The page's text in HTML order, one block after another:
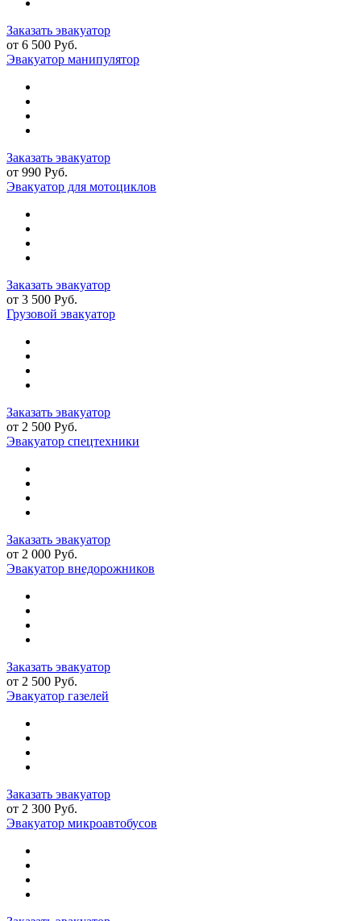
Заказать эвакуатор
от 6 500 Руб.
Эвакуатор манипулятор
Заказать эвакуатор
от 990 Руб.
Эвакуатор для мотоциклов
Заказать эвакуатор
от 3 500 Руб.
Грузовой эвакуатор
Заказать эвакуатор
от 2 500 Руб.
Эвакуатор спецтехники
Заказать эвакуатор
от 2 000 Руб.
Эвакуатор внедорожников
Заказать эвакуатор
от 2 500 Руб.
Эвакуатор газелей
Заказать эвакуатор
от 2 300 Руб.
Эвакуатор микроавтобусов